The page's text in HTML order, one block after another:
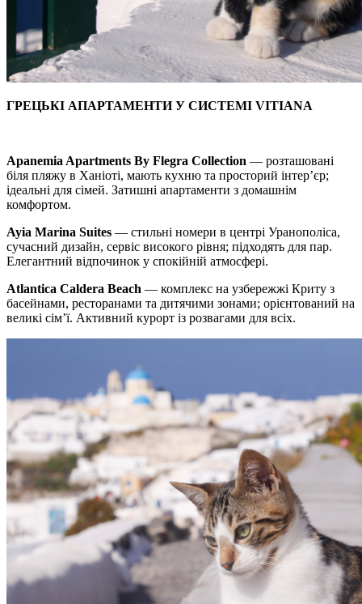
ГРЕЦЬКІ АПАРТАМЕНТИ У СИСТЕМІ VITIANA
Apanemia Apartments By Flegra Collection — розташовані
біля пляжу в Ханіоті, мають кухню та просторий інтер’єр;
ідеальні для сімей. Затишні апартаменти з домашнім
комфортом.
Ayia Marina Suites — стильні номери в центрі Уранополіса,
сучасний дизайн, сервіс високого рівня; підходять для пар.
Елегантний відпочинок у спокійній атмосфері.
Atlantica Caldera Beach — комплекс на узбережжі Криту з
басейнами, ресторанами та дитячими зонами; орієнтований на
великі сім’ї. Активний курорт із розвагами для всіх.